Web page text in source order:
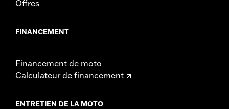
Offres
FINANCEMENT
Financement de moto
Calculateur de financement
ENTRETIEN DE LA MOTO